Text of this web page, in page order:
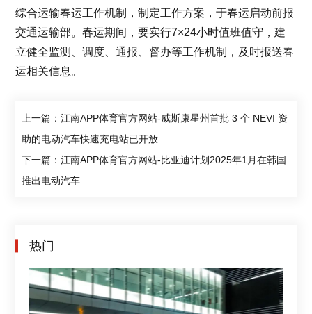
综合运输春运工作机制，制定工作方案，于春运启动前报
交通运输部。春运期间，要实行7×24小时值班值守，建
立健全监测、调度、通报、督办等工作机制，及时报送春
运相关信息。
上一篇：江南APP体育官方网站-威斯康星州首批 3 个 NEVI 资
助的电动汽车快速充电站已开放
下一篇：江南APP体育官方网站-比亚迪计划2025年1月在韩国
推出电动汽车
热门